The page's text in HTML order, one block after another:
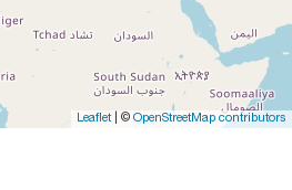
Leaflet| © OpenStreetMap contributors